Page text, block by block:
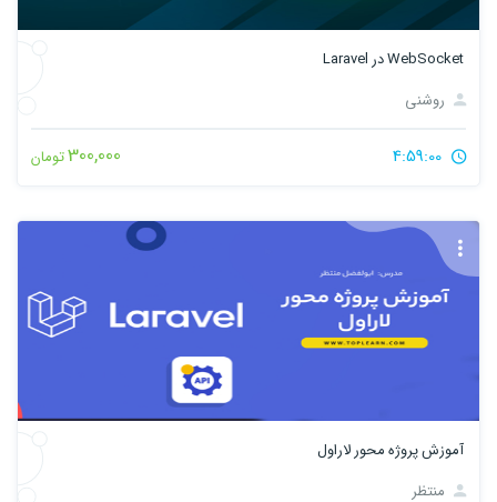
WebSocket در Laravel
روشنی
300,000تومان
آموزش پروژه محور لاراول
منتظر